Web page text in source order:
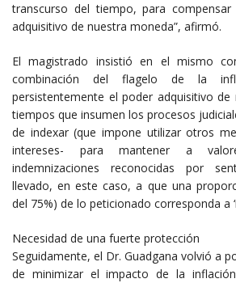
transcurso del tiempo, para
adquisitivo de nuestra moneda”, afirmó.
El magistrado insistió en el mismo
combinación del flagelo de la
persistentemente el poder adquisitivo
tiempos que insumen los procesos
de indexar (que impone utilizar otros
intereses- para mantener a
indemnizaciones reconocidas por
llevado, en este caso, a que una
del 75%) de lo peticionado corresponda a
Necesidad de una fuerte protección
Seguidamente, el Dr. Guadgana volvió a
de minimizar el impacto de la